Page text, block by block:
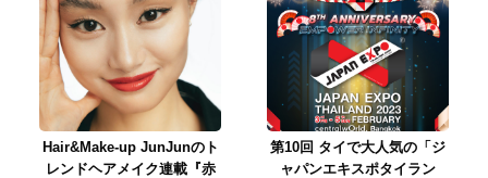
Hair&Make-up JunJunのト
レンドヘアメイク連載『赤
第10回 タイで大人気の「ジ
ャパンエキスポタイラン